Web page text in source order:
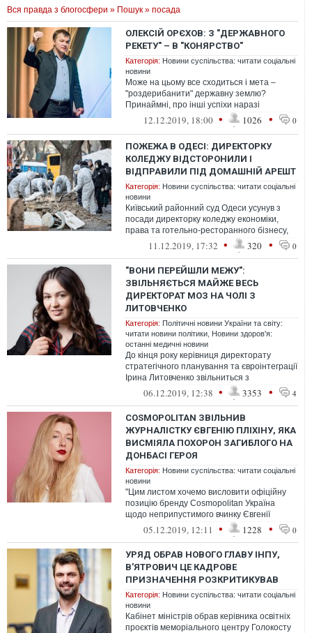
Вся правда з блогосфери » Пошук » посада
ОЛЕКСІЙ ОРЄХОВ: З "ДЕРЖАВНОГО
РЕКЕТУ" – В "КОНЯРСТВО"
Категорія: Новини суспільства: читати соціальні
новини
Може на цьому все сходиться і мета –
"роздерибанити" державну землю?
Принаймні, про інші успіхи наразі
невідомо, а затримки зарплати в
підприємстві вж...
12.12.2019, 18:00 • 1026 • 0
ПОЖЕЖА В ОДЕСІ: ДИРЕКТОРКУ
КОЛЕДЖУ ВІДСТОРОНИЛИ І
ВІДПРАВИЛИ ПІД ДОМАШНІЙ АРЕШТ
Категорія: Новини суспільства: читати соціальні
новини
Київський районний суд Одеси усунув з
посади директорку коледжу економіки,
права та готельно-ресторанного бізнесу,
де 4 грудня сталася пожежа.
11.12.2019, 17:32 • 320 • 0
"ВОНИ ПЕРЕЙШЛИ МЕЖУ":
ЗВІЛЬНЯЄТЬСЯ МАЙЖЕ ВЕСЬ
ДИРЕКТОРАТ МОЗ НА ЧОЛІ З
ЛИТОВЧЕНКО
Категорія: Політичні новини України та світу:
читати новини політики Новини здоров'я:
останні медичні новини
До кінця року керівниця директорату
стратегічного планування та євроінтеграції
Ірина Литовченко звільниться з
Міністерства охорони здоров’я з
06.12.2019, 12:38 • 3353 • 4
COSMOPOLITAN ЗВІЛЬНИВ
ЖУРНАЛІСТКУ ЄВГЕНІЮ ПЛІХІНУ, ЯКА
ВИСМІЯЛА ПОХОРОН ЗАГИБЛОГО НА
ДОНБАСІ ГЕРОЯ
Категорія: Новини суспільства: читати соціальні
новини
"Цим листом хочемо висловити офіційну
позицію бренду Cosmopolitan Україна
щодо неприпустимого вчинку Євгенії
Пліхіної".
05.12.2019, 12:11 • 1228 • 0
УРЯД ОБРАВ НОВОГО ГЛАВУ ІНПУ,
В'ЯТРОВИЧ ЦЕ КАДРОВЕ
ПРИЗНАЧЕННЯ РОЗКРИТИКУВАВ
Категорія: Новини суспільства: читати соціальні
новини
Кабінет міністрів обрав керівника освітніх
проєктів меморіального центру Голокосту